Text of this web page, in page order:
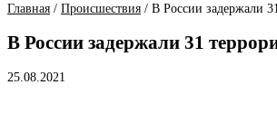
Главная / Происшествия / В России задержали
В России задержали 31
25.08.2021